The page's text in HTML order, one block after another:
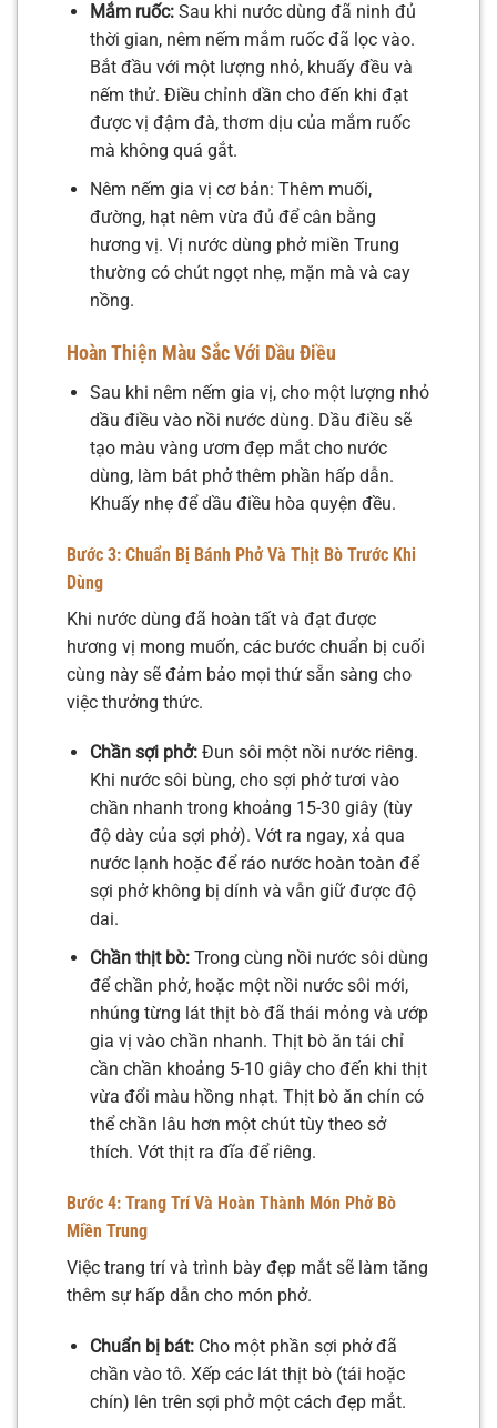
Mắm ruốc:Sau khi nước dùng đã ninh đủ
thời gian, nêm nếm mắm ruốc đã lọc vào.
Bắt đầu với một lượng nhỏ, khuấy đều và
nếm thử. Điều chỉnh dần cho đến khi đạt
được vị đậm đà, thơm dịu của mắm ruốc
mà không quá gắt.
Nêm nếm gia vị cơ bản: Thêm muối,
đường, hạt nêm vừa đủ để cân bằng
hương vị. Vị nước dùng phở miền Trung
thường có chút ngọt nhẹ, mặn mà và cay
nồng.
Hoàn Thiện Màu Sắc Với Dầu Điều
Sau khi nêm nếm gia vị, cho một lượng nhỏ
dầu điều vào nồi nước dùng. Dầu điều sẽ
tạo màu vàng ươm đẹp mắt cho nước
dùng, làm bát phở thêm phần hấp dẫn.
Khuấy nhẹ để dầu điều hòa quyện đều.
Bước 3: Chuẩn Bị Bánh Phở Và Thịt Bò Trước Khi
Dùng
Khi nước dùng đã hoàn tất và đạt được
hương vị mong muốn, các bước chuẩn bị cuối
cùng này sẽ đảm bảo mọi thứ sẵn sàng cho
việc thưởng thức.
Chần sợi phở:Đun sôi một nồi nước riêng.
Khi nước sôi bùng, cho sợi phở tươi vào
chần nhanh trong khoảng 15-30 giây (tùy
độ dày của sợi phở). Vớt ra ngay, xả qua
nước lạnh hoặc để ráo nước hoàn toàn để
sợi phở không bị dính và vẫn giữ được độ
dai.
Chần thịt bò:Trong cùng nồi nước sôi dùng
để chần phở, hoặc một nồi nước sôi mới,
nhúng từng lát thịt bò đã thái mỏng và ướp
gia vị vào chần nhanh. Thịt bò ăn tái chỉ
cần chần khoảng 5-10 giây cho đến khi thịt
vừa đổi màu hồng nhạt. Thịt bò ăn chín có
thể chần lâu hơn một chút tùy theo sở
thích. Vớt thịt ra đĩa để riêng.
Bước 4: Trang Trí Và Hoàn Thành Món Phở Bò
Miền Trung
Việc trang trí và trình bày đẹp mắt sẽ làm tăng
thêm sự hấp dẫn cho món phở.
Chuẩn bị bát:Cho một phần sợi phở đã
chần vào tô. Xếp các lát thịt bò (tái hoặc
chín) lên trên sợi phở một cách đẹp mắt.